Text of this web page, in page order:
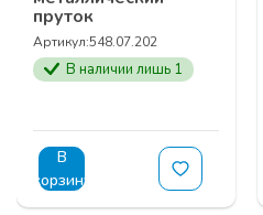
пруток
Артикул:548.07.202
В наличии лишь 1
В
корзину